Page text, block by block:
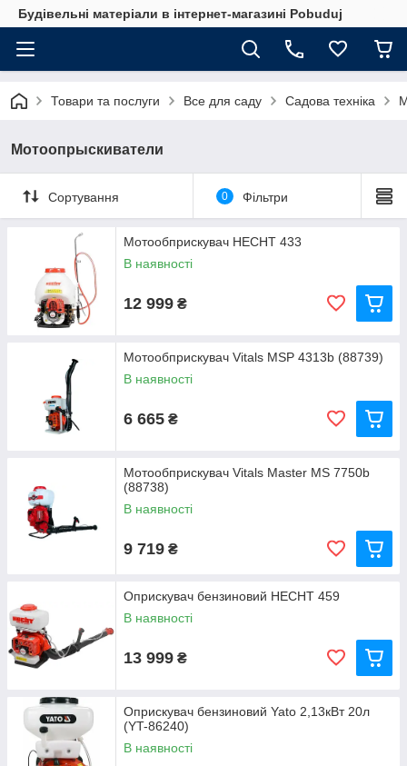
Будівельні матеріали в інтернет-магазині Pobuduj
Товари та послуги Все для саду Садова техніка
Мотоопрыскиватели
Сортування 0 Фільтри
Мотообприскувач HECHT 433
В наявності
12 999 ₴
Мотообприскувач Vitals MSP 4313b (88739)
В наявності
6 665 ₴
Мотообприскувач Vitals Master MS 7750b
(88738)
В наявності
9 719 ₴
Оприскувач бензиновий HECHT 459
В наявності
13 999 ₴
Оприскувач бензиновий Yato 2,13кВт 20л
(YT-86240)
В наявності